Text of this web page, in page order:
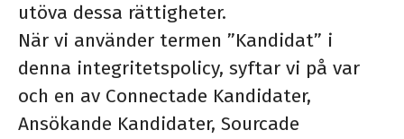
utöva dessa rättigheter.
När vi använder termen ”Kandidat” i
denna integritetspolicy, syftar vi på var
och en av Connectade Kandidater,
Ansökande Kandidater, Sourcade